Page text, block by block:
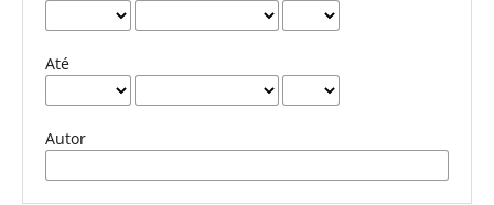
Até
Autor